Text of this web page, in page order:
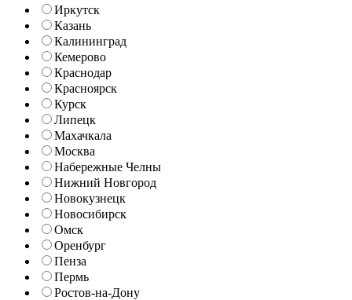
Иркутск
Казань
Калининград
Кемерово
Краснодар
Красноярск
Курск
Липецк
Махачкала
Москва
Набережные Челны
Нижний Новгород
Новокузнецк
Новосибирск
Омск
Оренбург
Пенза
Пермь
Ростов-на-Дону